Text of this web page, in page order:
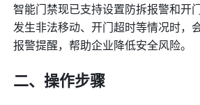
智能门禁现已支持设置防拆报警和开
发生非法移动、开门超时等情况时，
报警提醒，帮助企业降低安全风险。
二、操作步骤